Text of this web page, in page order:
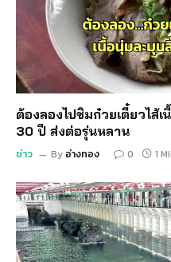
ต้องลองไปชิมก๋วยเตี๋ยวไส้
30 ปี ส่งต่อรุ่นหลาน
ข่าว By อ่างทอง 0 1